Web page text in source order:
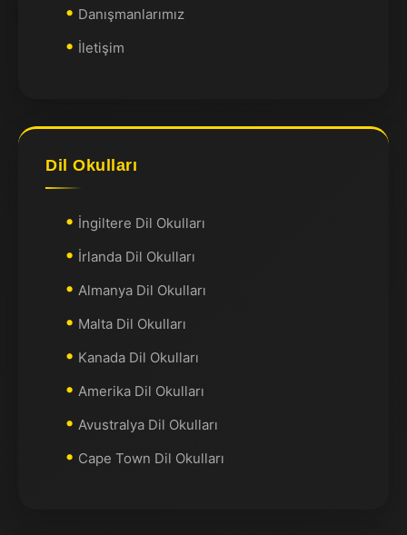
Danışmanlarımız
İletişim
Dil Okulları
İngiltere Dil Okulları
İrlanda Dil Okulları
Almanya Dil Okulları
Malta Dil Okulları
Kanada Dil Okulları
Amerika Dil Okulları
Avustralya Dil Okulları
Cape Town Dil Okulları